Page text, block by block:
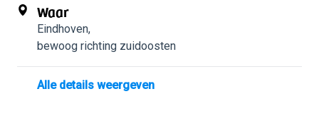
Waar
Eindhoven,
bewoog richting zuidoosten
Alle details weergeven